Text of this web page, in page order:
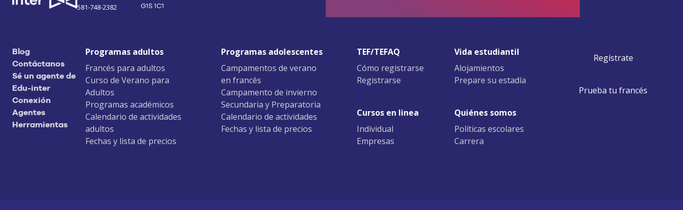
581-748-2382
G1S 1C1
Blog
Contáctanos
Sé un agente de
Edu-inter
Conexión
Agentes
Herramientas
Programas adultos
Francés para adultos
Curso de Verano para
Adultos
Programas académicos
Calendario de actividades
adultos
Fechas y lista de precios
Programas adolescentes
Campamentos de verano
en francés
Campamento de invierno
Secundaria y Preparatoria
Calendario de actividades
Fechas y lista de precios
TEF/TEFAQ
Cómo registrarse
Registrarse
Cursos en linea
Individual
Empresas
Vida estudiantil
Alojamientos
Prepare su estadía
Quiénes somos
Políticas escolares
Carrera
Regístrate
Prueba tu francés